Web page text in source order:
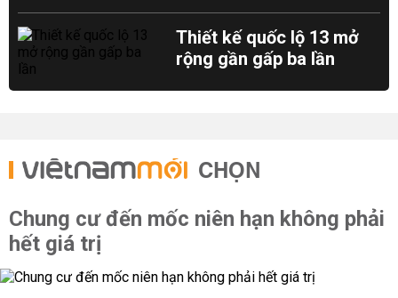
Thiết kế quốc lộ 13 mở
rộng gần gấp ba lần
CHỌN
Chung cư đến mốc niên hạn không phải
hết giá trị